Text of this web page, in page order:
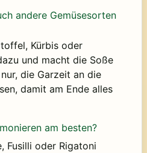
andere Gemüsesorten
Kürbis oder
und macht die Soße
die Garzeit an die
damit am Ende alles
am besten?
Fusilli oder Rigatoni